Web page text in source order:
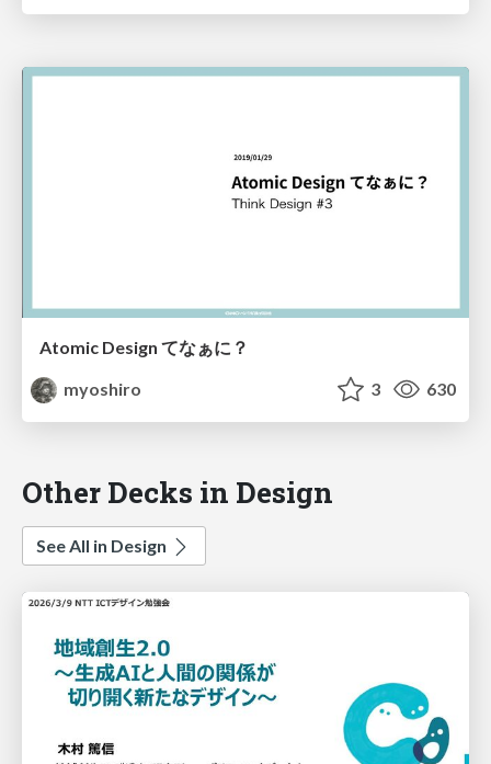
Atomic Design てなぁに？
myoshiro
3 630
Other Decks in Design
See All in Design